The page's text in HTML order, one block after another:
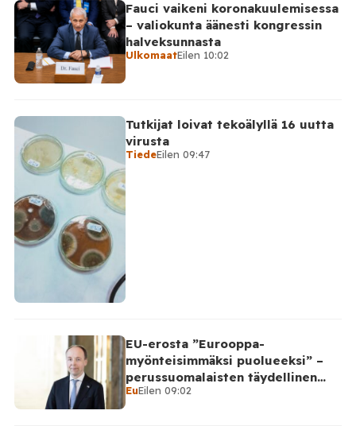
Fauci vaikeni koronakuulemisessa
– valiokunta äänesti kongressin
halveksunnasta
UlkomaatEilen 10:02
Tutkijat loivat tekoälyllä 16 uutta
virusta
TiedeEilen 09:47
EU-erosta ”Eurooppa-
myönteisimmäksi puolueeksi” –
perussuomalaisten täydellinen
takinkääntö
EuEilen 09:02